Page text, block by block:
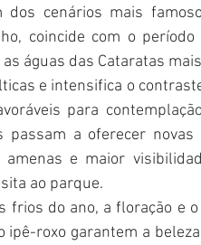
cenários mais
coincide com o
águas das Cataratas
e intensifica o
para
a oferecer novas
e maior
ao parque.
frios do ano, a floração e
ipê-roxo garantem a